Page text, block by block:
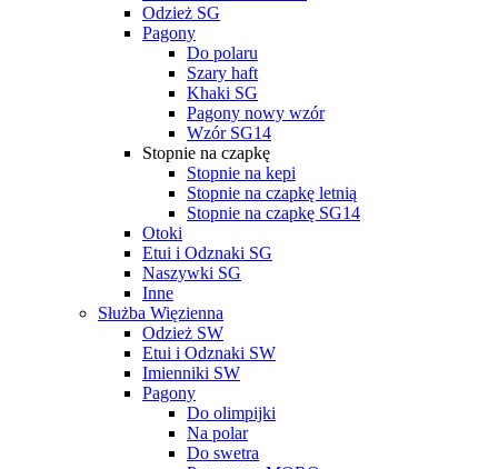
Odzież SG
Pagony
Do polaru
Szary haft
Khaki SG
Pagony nowy wzór
Wzór SG14
Stopnie na czapkę
Stopnie na kepi
Stopnie na czapkę letnią
Stopnie na czapkę SG14
Otoki
Etui i Odznaki SG
Naszywki SG
Inne
Służba Więzienna
Odzież SW
Etui i Odznaki SW
Imienniki SW
Pagony
Do olimpijki
Na polar
Do swetra